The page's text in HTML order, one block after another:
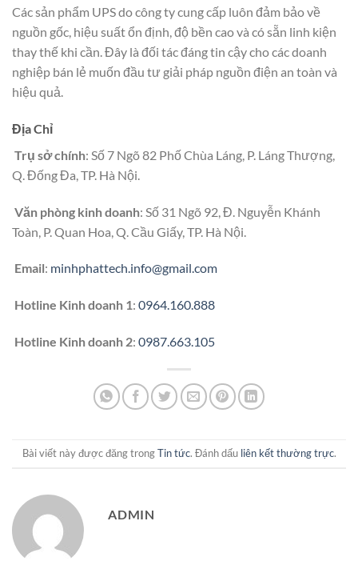
Các sản phẩm UPS do công ty cung cấp luôn đảm bảo về
nguồn gốc, hiệu suất ổn định, độ bền cao và có sẵn linh kiện
thay thế khi cần. Đây là đối tác đáng tin cậy cho các doanh
nghiệp bán lẻ muốn đầu tư giải pháp nguồn điện an toàn và
hiệu quả.
Địa Chỉ
Trụ sở chính: Số 7 Ngõ 82 Phố Chùa Láng, P. Láng Thượng,
Q. Đống Đa, TP. Hà Nội.
Văn phòng kinh doanh: Số 31 Ngõ 92, Đ. Nguyễn Khánh
Toàn, P. Quan Hoa, Q. Cầu Giấy, TP. Hà Nội.
Email: minhphattech.info@gmail.com
Hotline Kinh doanh 1: 0964.160.888
Hotline Kinh doanh 2: 0987.663.105
Bài viết này được đăng trongTin tức. Đánh dấu liên kết thường trực.
ADMIN